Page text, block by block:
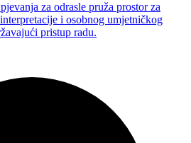
za odrasle pruža prostor za
i osobnog umjetničkog
pristup radu.